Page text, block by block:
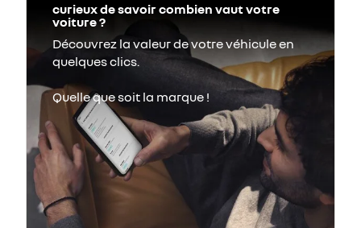
curieux de savoir combien vaut votre
voiture ?
Découvrez la valeur de votre véhicule en